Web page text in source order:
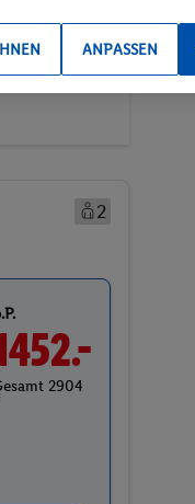
2
2904
ANPASSEN